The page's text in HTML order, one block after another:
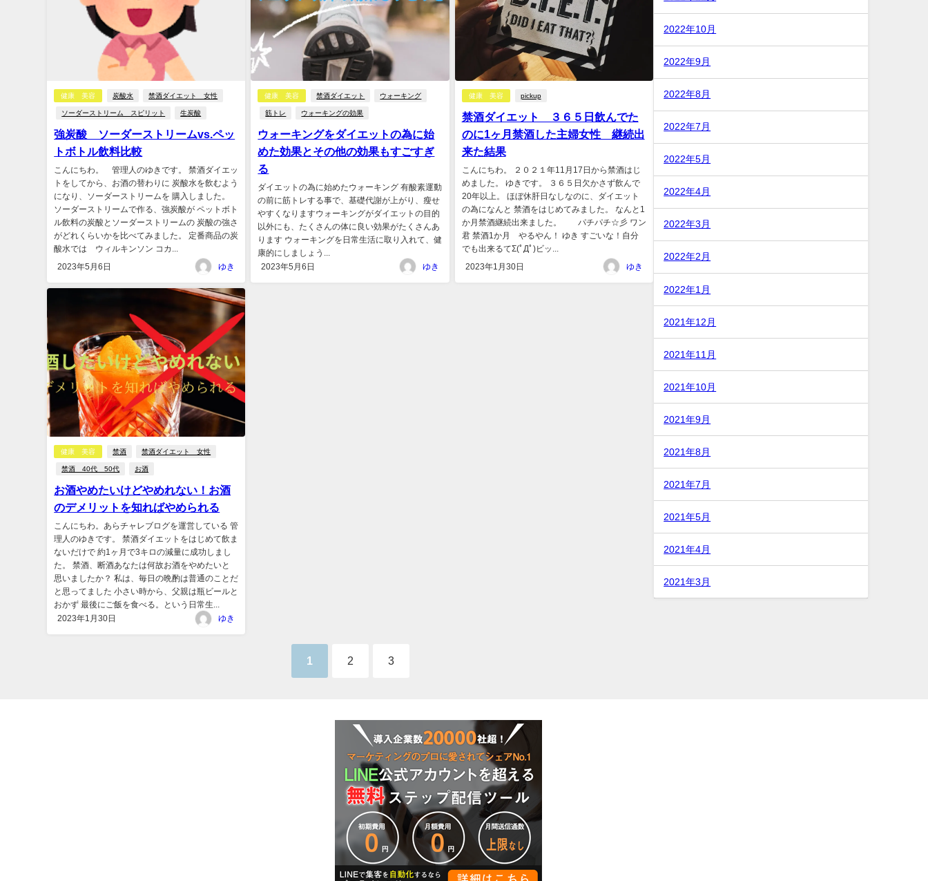
健康 美容 炭酸水 禁酒ダイエット 女性
ソーダーストリーム スピリット 生炭酸
強炭酸 ソーダーストリームvs.ペッ
トボトル飲料比較
こんにちわ。 管理人のゆきです。 禁酒ダイエッ
トをしてから、お酒の替わりに 炭酸水を飲むよう
になり、ソーダーストリームを 購入しました。
ソーダーストリームで作る、強炭酸が ペットボト
ル飲料の炭酸とソーダーストリームの 炭酸の強さ
がどれくらいかを比べてみました。 定番商品の炭
酸水では ウィルキンソン コカ...
2023年5月6日 ゆき
健康 美容 禁酒ダイエット ウォーキング
筋トレ ウォーキングの効果
ウォーキングをダイエットの為に始
めた効果とその他の効果もすごすぎ
る
ダイエットの為に始めたウォーキング 有酸素運動
の前に筋トレする事で、基礎代謝が上がり、瘦せ
やすくなりますウォーキングがダイエットの目的
以外にも、たくさんの体に良い効果がたくさんあ
ります ウォーキングを日常生活に取り入れて、健
康的にしましょう...
2023年5月6日
ゆき
健康 美容 pickup
禁酒ダイエット ３６５日飲んでた
のに1ヶ月禁酒した主婦女性 継続出
来た結果
こんにちわ。 ２０２１年11月17日から禁酒はじ
めました。 ゆきです。 ３６５日欠かさず飲んで
20年以上。 ほぼ休肝日なしなのに、ダイエット
の為になんと 禁酒をはじめてみました。 なんと1
か月禁酒継続出来ました。 パチパチ☆彡 ワン
君 禁酒1か月 やるやん！ ゆき すごいな！自分
でも出来るてΣ(ﾟДﾟ)ビッ...
2023年1月30日 ゆき
健康 美容 禁酒 禁酒ダイエット 女性
禁酒 40代 50代 お酒
お酒やめたいけどやめれない！お酒
のデメリットを知ればやめられる
こんにちわ。あらチャレブログを運営している 管
理人のゆきです。 禁酒ダイエットをはじめて飲ま
ないだけで 約1ヶ月で3キロの減量に成功しまし
た。 禁酒、断酒あなたは何故お酒をやめたいと
思いましたか？ 私は、毎日の晩酌は普通のことだ
と思ってました 小さい時から、父親は瓶ビールと
おかず 最後にご飯を食べる。という日常生...
2023年1月30日
ゆき
1 2 3
2022年10月
2022年9月
2022年8月
2022年7月
2022年5月
2022年4月
2022年3月
2022年2月
2022年1月
2021年12月
2021年11月
2021年10月
2021年9月
2021年8月
2021年7月
2021年5月
2021年4月
2021年3月